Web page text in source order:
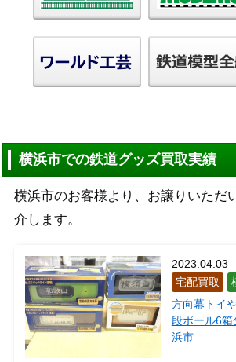
横浜市での鉄道グッズ買取実績
横浜市のお客様より、お譲りいただ
介します。
2023.04.03
宅配買取
方向幕トイ
段ボール6
浜市